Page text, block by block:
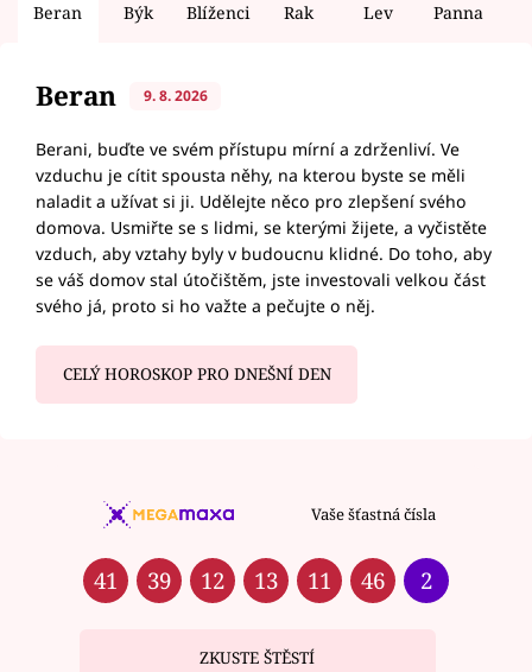
Beran Býk Blíženci Rak Lev Panna
Beran 9. 8. 2026
Berani, buďte ve svém přístupu mírní a zdrženliví. Ve
vzduchu je cítit spousta něhy, na kterou byste se měli
naladit a užívat si ji. Udělejte něco pro zlepšení svého
domova. Usmiřte se s lidmi, se kterými žijete, a vyčistěte
vzduch, aby vztahy byly v budoucnu klidné. Do toho, aby
se váš domov stal útočištěm, jste investovali velkou část
svého já, proto si ho važte a pečujte o něj.
CELÝ HOROSKOP PRO DNEŠNÍ DEN
Vaše šťastná čísla
41 39 12 13 11 46 2
ZKUSTE ŠTĚSTÍ